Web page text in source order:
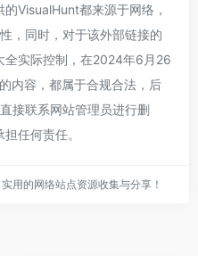
VisualHunt都来源于网络，
，同时，对于该外部链接的
全实际控制，在2024年6月26
内容，都属于合规合法，后
接联系网站管理员进行删
任何责任。
用的网络站点资源收集与分享！